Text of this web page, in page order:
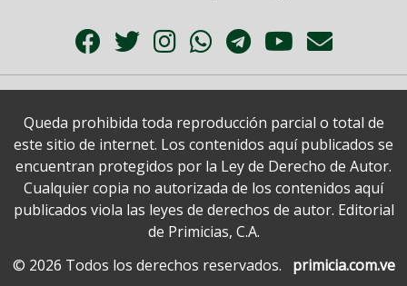
Queda prohibida toda reproducción parcial o total de
este sitio de internet. Los contenidos aquí publicados se
encuentran protegidos por la Ley de Derecho de Autor.
Cualquier copia no autorizada de los contenidos aquí
publicados viola las leyes de derechos de autor. Editorial
de Primicias, C.A.
© 2026 Todos los derechos reservados.
primicia.com.ve